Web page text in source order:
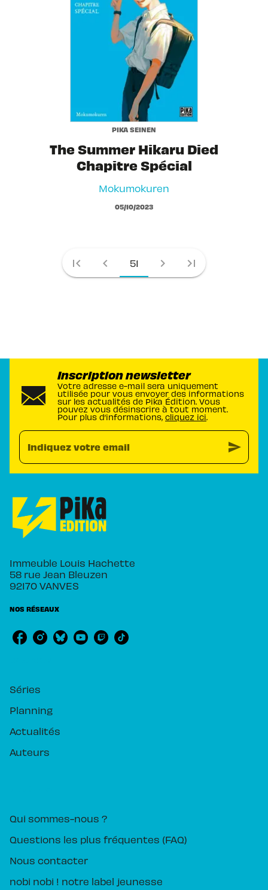
PIKA SEINEN
The Summer Hikaru Died
Chapitre Spécial
Mokumokuren
05/10/2023
first_page chevron_left 51 chevron_right last_page
Inscription newsletter
Votre adresse e-mail sera uniquement
utilisée pour vous envoyer des informations
sur les actualités de Pika Édition. Vous
pouvez vous désinscrire à tout moment.
Pour plus d’informations, cliquez ici.
Indiquez votre email send
Immeuble Louis Hachette
58 rue Jean Bleuzen
92170 VANVES
NOS RÉSEAUX
Séries
Planning
Actualités
Auteurs
Qui sommes-nous ?
Questions les plus fréquentes (FAQ)
Nous contacter
nobi nobi ! notre label jeunesse